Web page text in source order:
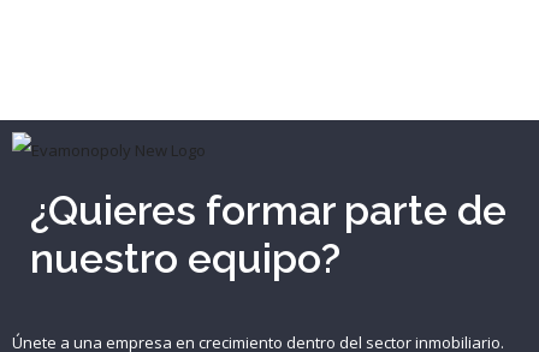
Recuérdame
¿Quieres formar parte de
nuestro equipo?
Únete a una empresa en crecimiento dentro del sector inmobiliario.